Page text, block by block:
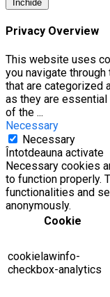
Închide
Privacy Overview
This website uses
you navigate
that are categorized
as they are
of the ...
Necessary
Necessary
Întotdeauna activate
Necessary cookies
to function properly.
functionalities and
anonymously.
Cookie
cookielawinfo-
checkbox-analytics